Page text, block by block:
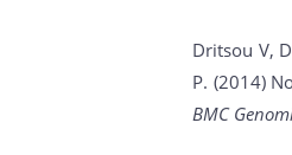
Dritsou V,
P. (2014)
BMC